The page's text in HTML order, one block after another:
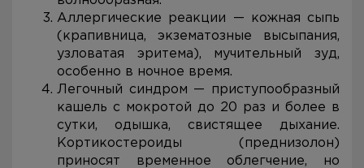
Аллергические реакции — кожная сыпь
(крапивница, экзематозные высыпания,
узловатая эритема), мучительный зуд,
особенно в ночное время.
Легочный синдром — приступообразный
кашель с мокротой до 20 раз и более в
сутки, одышка, свистящее дыхание.
Кортикостероиды (преднизолон)
приносят временное облегчение, но